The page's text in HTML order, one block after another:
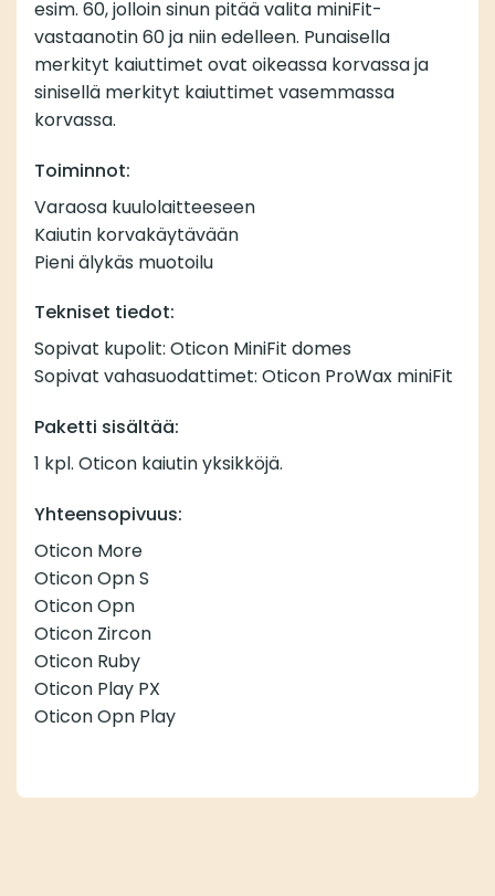
esim. 60, jolloin sinun pitää valita miniFit-
vastaanotin 60 ja niin edelleen. Punaisella
merkityt kaiuttimet ovat oikeassa korvassa ja
sinisellä merkityt kaiuttimet vasemmassa
korvassa.
Toiminnot:
Varaosa kuulolaitteeseen
Kaiutin korvakäytävään
Pieni älykäs muotoilu
Tekniset tiedot:
Sopivat kupolit: Oticon MiniFit domes
Sopivat vahasuodattimet: Oticon ProWax miniFit
Paketti sisältää:
1 kpl. Oticon kaiutin yksikköjä.
Yhteensopivuus:
Oticon More
Oticon Opn S
Oticon Opn
Oticon Zircon
Oticon Ruby
Oticon Play PX
Oticon Opn Play